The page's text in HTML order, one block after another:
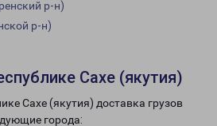
р-н)
р-н)
Сахе (якутия)
Сахе (якутия) доставка грузов
города: